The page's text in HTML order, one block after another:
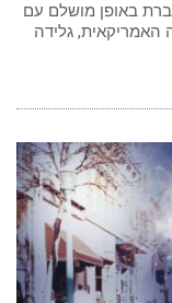
באופן מושלם עם
האמריקאית, גלידה